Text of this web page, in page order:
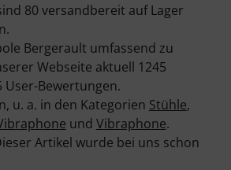
80 versandbereit auf Lager
Bergerault umfassend zu
Webseite aktuell 1245
Bewertungen.
u. a. in den Kategorien Stühle,
und Vibraphone.
Artikel wurde bei uns schon